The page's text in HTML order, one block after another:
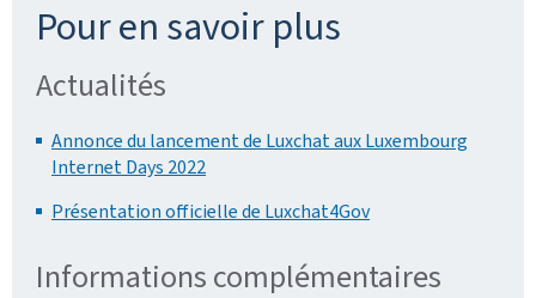
Pour en savoir plus
Actualités
Annonce du lancement de Luxchat aux Luxembourg
Internet Days 2022
Présentation officielle de Luxchat4Gov
Informations complémentaires